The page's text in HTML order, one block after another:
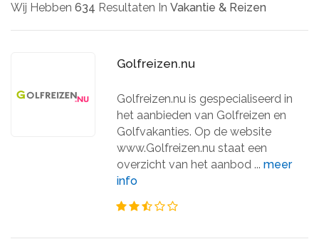
Wij Hebben 634 Resultaten In Vakantie & Reizen
Golfreizen.nu
Golfreizen.nu is gespecialiseerd in
het aanbieden van Golfreizen en
Golfvakanties. Op de website
www.Golfreizen.nu staat een
overzicht van het aanbod ...meer
info